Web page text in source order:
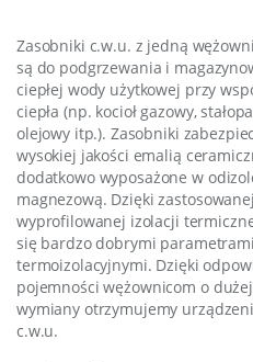
Zasobniki c.w.u. z jedną
są do podgrzewania i
ciepłej wody użytkowej przy
ciepła (np. kocioł gazowy,
olejowy itp.). Zasobniki
wysokiej jakości emalią
dodatkowo wyposażone w
magnezową. Dzięki
wyprofilowanej izolacji
się bardzo dobrymi parametrami
termoizolacyjnymi. Dzięki
pojemności wężownicom o
wymiany otrzymujemy
c.w.u.